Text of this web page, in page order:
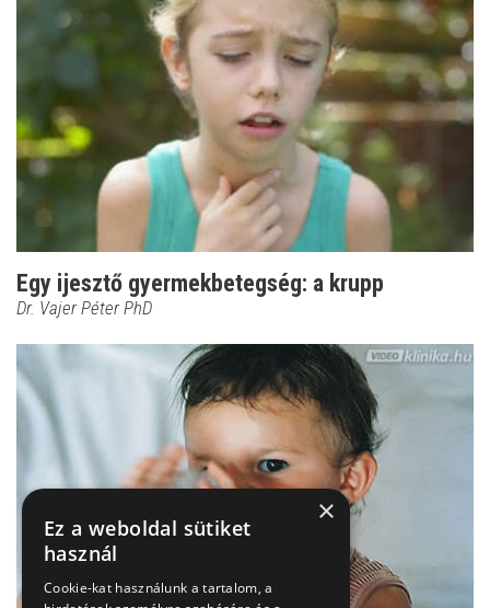
Egy ijesztő gyermekbetegség: a krupp
Dr. Vajer Péter PhD
×
Ez a weboldal sütiket
használ
Cookie-kat használunk a tartalom, a